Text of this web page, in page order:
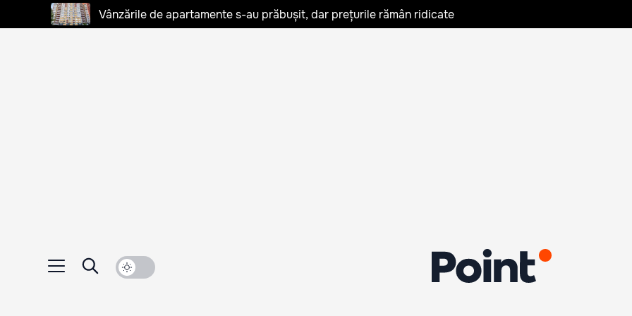
Vânzările de apartamente s-au prăbușit, dar prețurile rămân ridicate